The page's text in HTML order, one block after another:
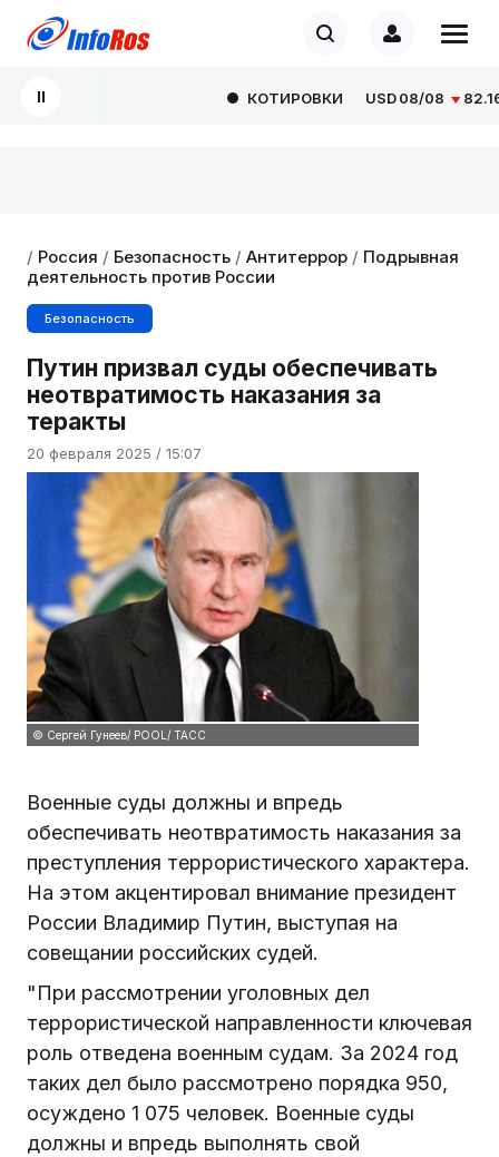
КОТИРОВКИ USD08/08 82.1665
/ Россия / Безопасность / Антитеррор / Подрывная
деятельность против России
Безопасность
Путин призвал суды обеспечивать
неотвратимость наказания за
теракты
20 февраля 2025 / 15:07
© Сергей Гунеев/ POOL/ ТАСС
Военные суды должны и впредь
обеспечивать неотвратимость наказания за
преступления террористического характера.
На этом акцентировал внимание президент
России Владимир Путин, выступая на
совещании российских судей.
"При рассмотрении уголовных дел
террористической направленности ключевая
роль отведена военным судам. За 2024 год
таких дел было рассмотрено порядка 950,
осуждено 1 075 человек. Военные суды
должны и впредь выполнять свой